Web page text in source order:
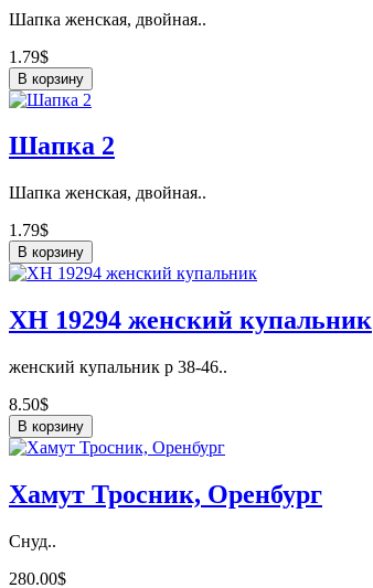
Шапка женская, двойная..
1.79$
В корзину
Шапка 2
Шапка женская, двойная..
1.79$
В корзину
ХН 19294 женский купальник
женский купальник р 38-46..
8.50$
В корзину
Хамут Тросник, Оренбург
Снуд..
280.00$